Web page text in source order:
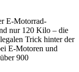
E-Motorrad-
nur 120 Kilo – die
Trick hinter der
E-Motoren und
900